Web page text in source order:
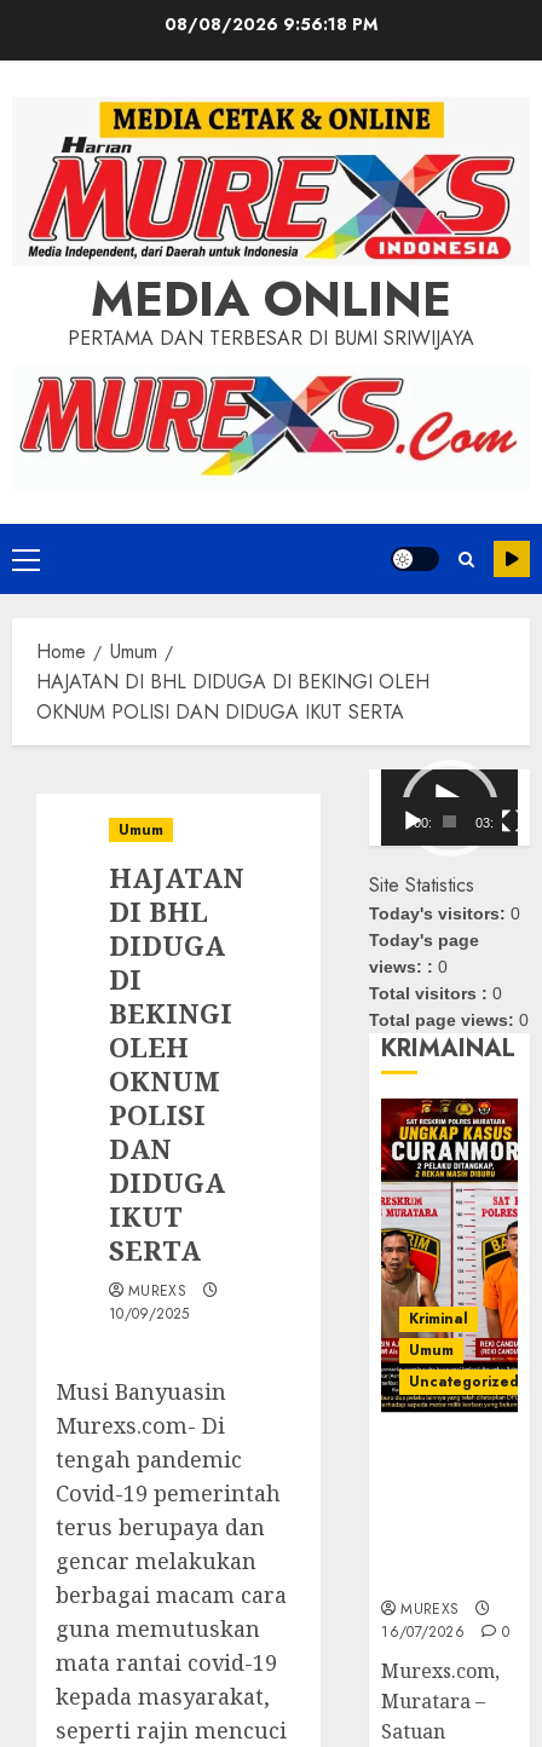
08/08/2026 9:56:19 PM
MEDIA ONLINE
PERTAMA DAN TERBESAR DI BUMI SRIWIJAYA
Primary
Menu
Home
Umum
HAJATAN DI BHL DIDUGA DI BEKINGI OLEH
OKNUM POLISI DAN DIDUGA IKUT SERTA
Umum
HAJATAN
DI BHL
DIDUGA
DI
BEKINGI
OLEH
OKNUM
POLISI
DAN
DIDUGA
IKUT
SERTA
MUREXS
10/09/2025
Musi Banyuasin
Murexs.com- Di
tengah pandemic
Covid-19 pemerintah
terus berupaya dan
gencar melakukan
berbagai macam cara
guna memutuskan
mata rantai covid-19
kepada masyarakat,
seperti rajin mencuci
Pemutar
Video
00:00 03:08
Site Statistics
Today's visitors:0
Today's page
views: :0
Total visitors :0
Total page views:0
KRIMAINAL
Kriminal
Umum
Uncategorized
MUREXS
16/07/2026
0
Murexs.com,
Muratara –
Satuan